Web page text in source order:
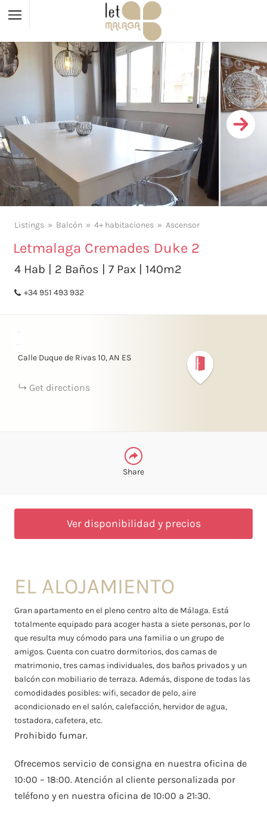
Listings Balcón 4+ habitaciones Ascensor
Letmalaga Cremades Duke 2
4 Hab | 2 Baños | 7 Pax | 140m2
+34 951 493 932
Calle Duque de Rivas10 AN ES
Get directions
Share
X
Ver disponibilidad y precios
EL ALOJAMIENTO
Gran apartamento en el pleno centro alto de Málaga. Está
totalmente equipado para acoger hasta a siete personas, por lo
que resulta muy cómodo para una familia o un grupo de
amigos. Cuenta con cuatro dormitorios, dos camas de
matrimonio, tres camas individuales, dos baños privados y un
balcón con mobiliario de terraza. Además, dispone de todas las
comodidades posibles: wifi, secador de pelo, aire
acondicionado en el salón, calefacción, hervidor de agua,
tostadora, cafetera, etc.
Prohibido fumar.
Ofrecemos servicio de consigna en nuestra oficina de
10:00 – 18:00. Atención al cliente personalizada por
teléfono y en nuestra oficina de 10:00 a 21:30.